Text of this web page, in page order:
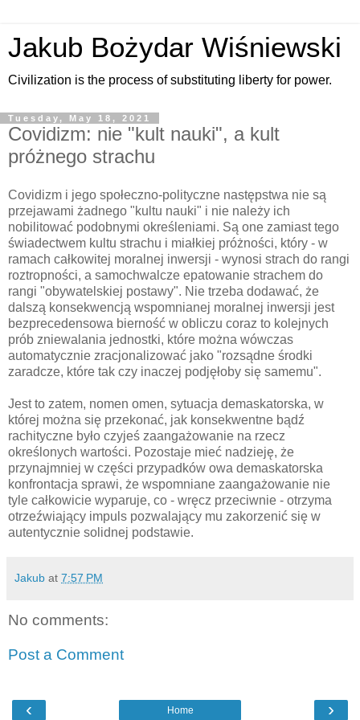
Jakub Bożydar Wiśniewski
Civilization is the process of substituting liberty for power.
Tuesday, May 18, 2021
Covidizm: nie "kult nauki", a kult
próżnego strachu
Covidizm i jego społeczno-polityczne następstwa nie są
przejawami żadnego "kultu nauki" i nie należy ich
nobilitować podobnymi określeniami. Są one zamiast tego
świadectwem kultu strachu i miałkiej próżności, który - w
ramach całkowitej moralnej inwersji - wynosi strach do rangi
roztropności, a samochwalcze epatowanie strachem do
rangi "obywatelskiej postawy". Nie trzeba dodawać, że
dalszą konsekwencją wspomnianej moralnej inwersji jest
bezprecedensowa bierność w obliczu coraz to kolejnych
prób zniewalania jednostki, które można wówczas
automatycznie zracjonalizować jako "rozsądne środki
zaradcze, które tak czy inaczej podjęłoby się samemu".
Jest to zatem, nomen omen, sytuacja demaskatorska, w
której można się przekonać, jak konsekwentne bądź
rachityczne było czyjeś zaangażowanie na rzecz
określonych wartości. Pozostaje mieć nadzieję, że
przynajmniej w części przypadków owa demaskatorska
konfrontacja sprawi, że wspomniane zaangażowanie nie
tyle całkowicie wyparuje, co - wręcz przeciwnie - otrzyma
otrzeźwiający impuls pozwalający mu zakorzenić się w
autentycznie solidnej podstawie.
Jakub at 7:57 PM
No comments:
Post a Comment
‹ ›
Home